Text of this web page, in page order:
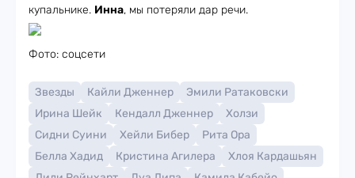
купальнике. Инна, мы потеряли дар речи.
Фото: соцсети
Звезды Кайли Дженнер
Эмили Ратаковски
Ирина Шейк
Кендалл Дженнер
Холзи
Сидни Суини
Хейли Бибер
Рита Ора
Белла Хадид
Кристина Агилера
Хлоя Кардашьян